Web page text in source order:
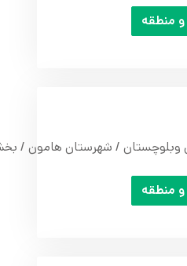
منطقه
وبلوچستان / شهرستان هامون /
منطقه